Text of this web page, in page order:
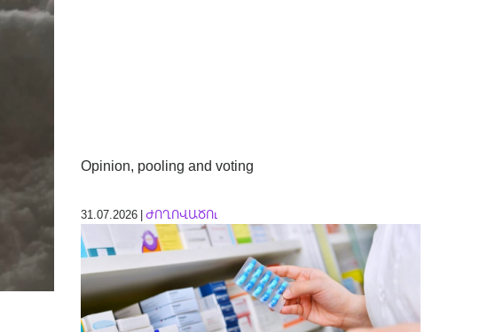
Opinion, pooling and voting
31.07.2026 |ԺՈՂՈՎԱԾՈւ